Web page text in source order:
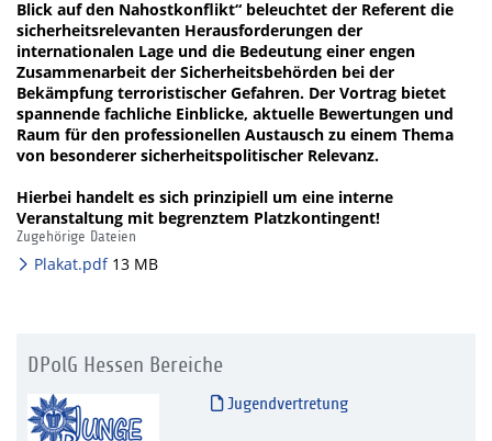
Blick auf den Nahostkonflikt“ beleuchtet der Referent die
sicherheitsrelevanten Herausforderungen der
internationalen Lage und die Bedeutung einer engen
Zusammenarbeit der Sicherheitsbehörden bei der
Bekämpfung terroristischer Gefahren. Der Vortrag bietet
spannende fachliche Einblicke, aktuelle Bewertungen und
Raum für den professionellen Austausch zu einem Thema
von besonderer sicherheitspolitischer Relevanz.
Hierbei handelt es sich prinzipiell um eine interne
Veranstaltung mit begrenztem Platzkontingent!
Zugehörige Dateien
Plakat.pdf13 MB
DPolG Hessen Bereiche
Jugendvertretung